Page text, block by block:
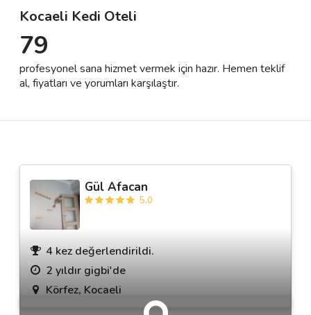
Destek
İletişim
Kocaeli Kedi Oteli
79
profesyonel sana hizmet vermek için hazır. Hemen teklif
al, fiyatları ve yorumları karşılaştır.
Gül Afacan
5.0
4 kez değerlendirildi.
2 yıldır gigbi'de
Körfez, Kocaeli